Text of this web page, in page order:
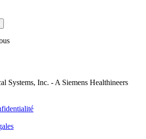
Systems, Inc. - A Siemens Healthineers